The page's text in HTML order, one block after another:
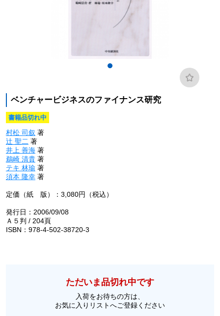
ベンチャービジネスのファイナンス研究
書籍品切れ中
村松 司叙 著
辻 聖二 著
井上 善海著
鵜崎 清貴著
テキ 林瑜著
須本 隆幸著
定価（紙 版）：3,080円（税込）
発行日：2006/09/08
Ａ５判 / 204頁
ISBN：978-4-502-38720-3
ただいま品切れ中です
入荷をお待ちの方は、
お気に入りリストへご登録ください